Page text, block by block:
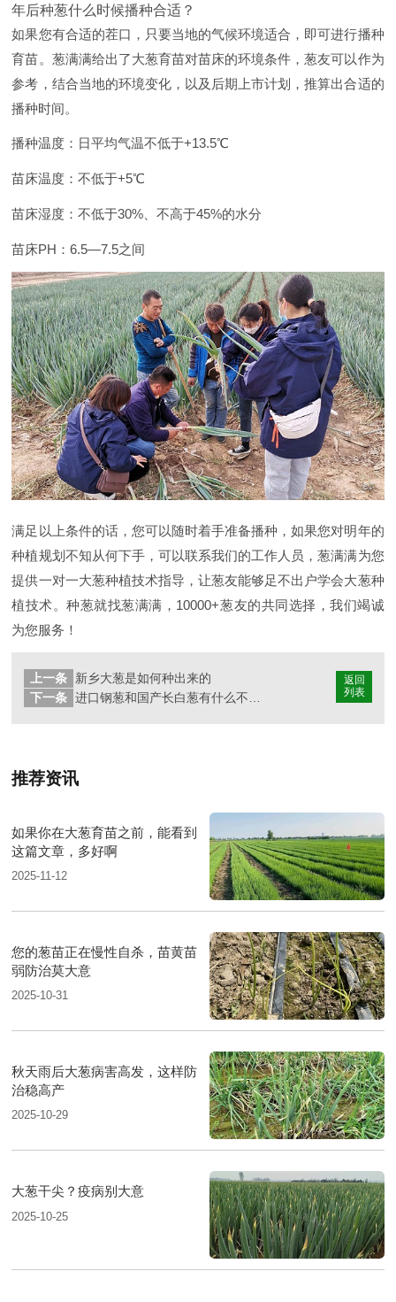
年后种葱什么时候播种合适？
如果您有合适的茬口，只要当地的气候环境适合，即可进行播种
育苗。葱满满给出了大葱育苗对苗床的环境条件，葱友可以作为
参考，结合当地的环境变化，以及后期上市计划，推算出合适的
播种时间。
播种温度：日平均气温不低于+13.5℃
苗床温度：不低于+5℃
苗床湿度：不低于30%、不高于45%的水分
苗床PH：6.5—7.5之间
满足以上条件的话，您可以随时着手准备播种，如果您对明年的
种植规划不知从何下手，可以联系我们的工作人员，葱满满为您
提供一对一大葱种植技术指导，让葱友能够足不出户学会大葱种
植技术。种葱就找葱满满，10000+葱友的共同选择，我们竭诚
为您服务！
返回
列表
上一条
新乡大葱是如何种出来的
下一条
进口钢葱和国产长白葱有什么不同?有哪些进口钢葱种子推荐?
推荐资讯
如果你在大葱育苗之前，能看到
这篇文章，多好啊
2025-11-12
您的葱苗正在慢性自杀，苗黄苗
弱防治莫大意
2025-10-31
秋天雨后大葱病害高发，这样防
治稳高产
2025-10-29
大葱干尖？疫病别大意
2025-10-25